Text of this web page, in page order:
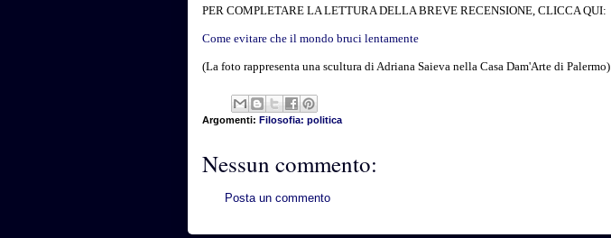
PER COMPLETARE LA LETTURA DELLA BREVE RECENSIONE, CLICCA QUI:
Come evitare che il mondo bruci lentamente
(La foto rappresenta una scultura di Adriana Saieva nella Casa Dam'Arte di Palermo)
Argomenti: Filosofia: politica
Nessun commento:
Posta un commento